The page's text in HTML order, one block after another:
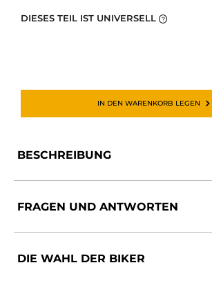
DIESES TEIL IST UNIVERSELL ?
IN DEN WARENKORB LEGEN
BESCHREIBUNG
FRAGEN UND ANTWORTEN
DIE WAHL DER BIKER